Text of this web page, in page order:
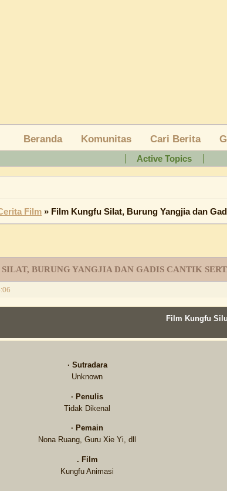
Beranda
Active Topics
Film » Film Kungfu Silat, Burung Yangjia dan
BURUNG YANGJIA DAN GADIS CANTIK
Film Kungfu
· Sutradara
Unknown
· Penulis
Tidak Dikenal
· Pemain
Nona Ruang, Guru Xie Yi, dll
. Film
Kungfu Animasi